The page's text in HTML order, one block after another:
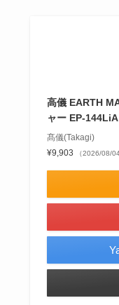
高儀 EARTH
ャー EP-144LiA
髙儀(Takagi)
¥9,903
（2026/08/